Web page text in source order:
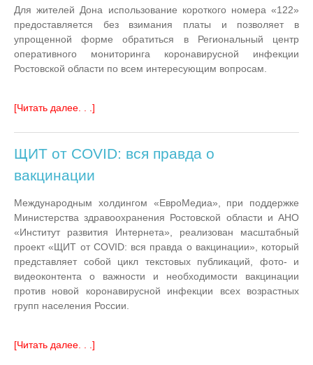
Для жителей Дона использование короткого номера «122»
предоставляется без взимания платы и позволяет в
упрощенной форме обратиться в Региональный центр
оперативного мониторинга коронавирусной инфекции
Ростовской области по всем интересующим вопросам.
[Читать далее. . .]
ЩИТ от COVID: вся правда о
вакцинации
Международным холдингом «ЕвроМедиа», при поддержке
Министерства здравоохранения Ростовской области и АНО
«Институт развития Интернета», реализован масштабный
проект «ЩИТ от COVID: вся правда о вакцинации», который
представляет собой цикл текстовых публикаций, фото- и
видеоконтента о важности и необходимости вакцинации
против новой коронавирусной инфекции всех возрастных
групп населения России.
[Читать далее. . .]